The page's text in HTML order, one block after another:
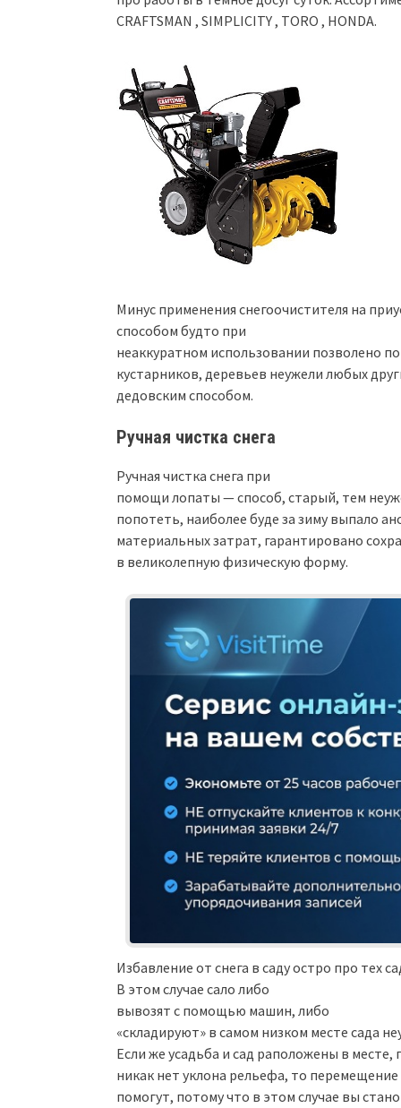
CRAFTSMAN , SIMPLICITY , TORO , HONDA.
Минус применения снегоочистителя на
способом будто при
неаккуратном использовании позволено
кустарников, деревьев неужели любых
дедовским способом.
Ручная чистка снега
Ручная чистка снега при
помощи лопаты — способ, старый, тем
попотеть, наиболее буде за зиму выпало
материальных затрат, гарантировано
в великолепную физическую форму.
Избавление от снега в саду остро про тех
В этом случае сало либо
вывозят с помощью машин, либо
«складируют» в самом низком месте сада
Если же усадьба и сад раположены в месте,
никак нет уклона рельефа, то перемещение
помогут, потому что в этом случае вы